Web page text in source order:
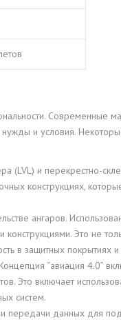
Современные
и условия.
(LVL) и перекрестно-
конструкциях,
ангаров.
Это не
в защитных покрытиях
“авиация 4.0”
Это включает
систем.
передачи данных для